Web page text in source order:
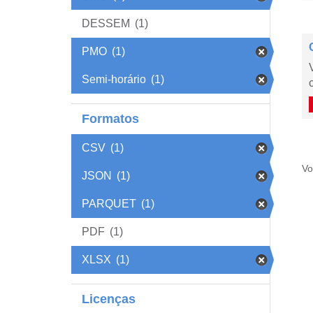
DESSEM (1)
PMO (1)
Semi-horário (1)
Formatos
CSV (1)
JSON (1)
PARQUET (1)
PDF (1)
XLSX (1)
Licenças